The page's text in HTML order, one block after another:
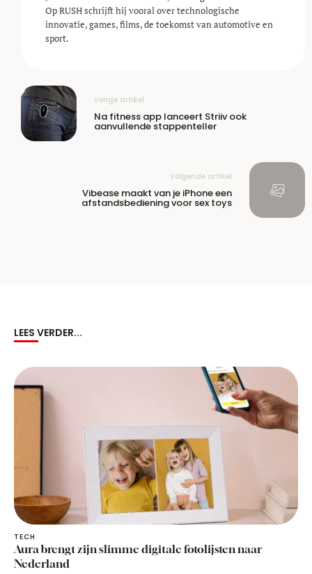
Op RUSH schrijft hij vooral over technologische
innovatie, games, films, de toekomst van automotive en
sport.
Vorige artikel
Na fitness app lanceert Striiv ook
aanvullende stappenteller
Volgende artikel
Vibease maakt van je iPhone een
afstandsbediening voor sex toys
LEES VERDER...
TECH
Aura brengt zijn slimme digitale fotolijsten naar
Nederland